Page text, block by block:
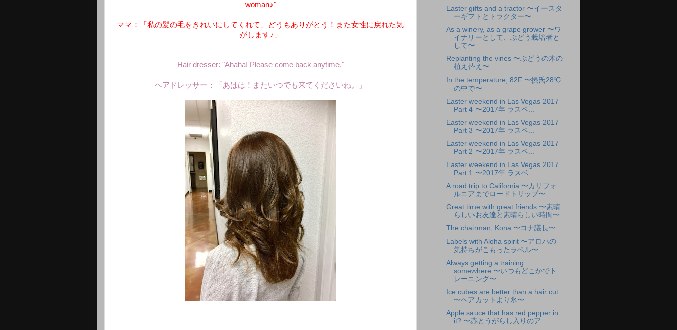
woman♪"
ママ：「私の髪の毛をきれいにしてくれて、どうもありがとう！また女性に戻れた気
がします♪」
Hair dresser: "Ahaha! Please come back anytime."
ヘアドレッサー：「あはは！またいつでも来てくださいね。」
Easter gifts and a tractor 〜イースタ
ーギフトとトラクター〜
As a winery, as a grape grower 〜ワ
イナリーとして、ぶどう栽培者と
して〜
Replanting the vines 〜ぶどうの木の
植え替え〜
In the temperature, 82F 〜摂氏28℃
の中で〜
Easter weekend in Las Vegas 2017
Part 4 〜2017年 ラスベ...
Easter weekend in Las Vegas 2017
Part 3 〜2017年 ラスベ...
Easter weekend in Las Vegas 2017
Part 2 〜2017年 ラスベ...
Easter weekend in Las Vegas 2017
Part 1 〜2017年 ラスベ...
A road trip to California 〜カリフォ
ルニアまでロードトリップ〜
Great time with great friends 〜素晴
らしいお友達と素晴らしい時間〜
The chairman, Kona 〜コナ議長〜
Labels with Aloha spirit 〜アロハの
気持ちがこもったラベル〜
Always getting a training
somewhere 〜いつもどこかでト
レーニング〜
Ice cubes are better than a hair cut.
〜ヘアカットより氷〜
Apple sauce that has red pepper in
it? 〜赤とうがらし入りのア...